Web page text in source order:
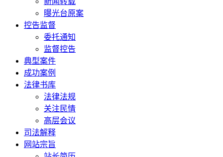
曝光台原案
控告监督
委托通知
监督控告
典型案件
成功案例
法律书库
法律法规
关注民情
高层会议
司法解释
网站宗旨